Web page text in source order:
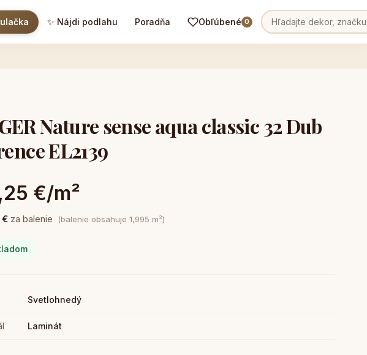
✨ Nájdi podlahu Poradňa Obľúbené 0
Nature sense aqua classic 32 Dub
EL2139
€/m²
€ za balenie (balenie obsahuje 1,995 m²)
Svetlohnedý
Laminát